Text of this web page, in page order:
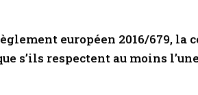
européen 2016/679, la
s’ils respectent au moins